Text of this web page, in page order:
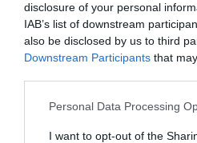
disclosure of your personal
IAB’s list of downstream
also be disclosed by us to third
Downstream Participants that
Please note that this website/app
not limited to your visit or usage
Personal Data Processing
I want to opt-out of the